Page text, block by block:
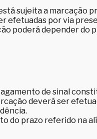
sujeita a marcação
efetuadas por via
poderá depender do
de sinal
deverá ser
do prazo referido na